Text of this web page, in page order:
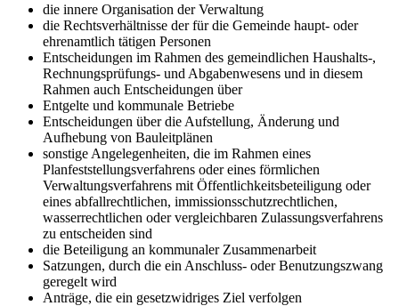
die innere Organisation der Verwaltung
die Rechtsverhältnisse der für die Gemeinde haupt- oder
ehrenamtlich tätigen Personen
Entscheidungen im Rahmen des gemeindlichen Haushalts-,
Rechnungsprüfungs- und Abgabenwesens und in diesem
Rahmen auch Entscheidungen über
Entgelte und kommunale Betriebe
Entscheidungen über die Aufstellung, Änderung und
Aufhebung von Bauleitplänen
sonstige Angelegenheiten, die im Rahmen eines
Planfeststellungsverfahrens oder eines förmlichen
Verwaltungsverfahrens mit Öffentlichkeitsbeteiligung oder
eines abfallrechtlichen, immissionsschutzrechtlichen,
wasserrechtlichen oder vergleichbaren Zulassungsverfahrens
zu entscheiden sind
die Beteiligung an kommunaler Zusammenarbeit
Satzungen, durch die ein Anschluss- oder Benutzungszwang
geregelt wird
Anträge, die ein gesetzwidriges Ziel verfolgen